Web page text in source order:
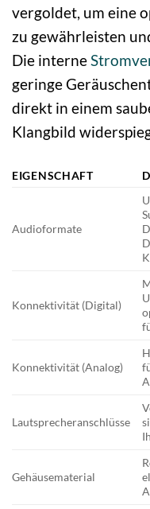
vergoldet, um eine
zu gewährleisten
Die interne
geringe
direkt in einem
Klangbild
EIGENSCHAFT
Audioformate
Konnektivität (Digital)
Konnektivität (Analog)
Lautsprecheranschlüsse
Gehäusematerial